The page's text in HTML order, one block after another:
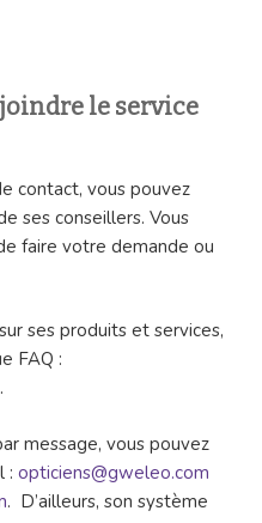
le service
contact, vous pouvez
ses conseillers. Vous
faire votre demande ou
ses produits et services,
FAQ :
.
message, vous pouvez
: opticiens@gweleo.com
. D’ailleurs, son système